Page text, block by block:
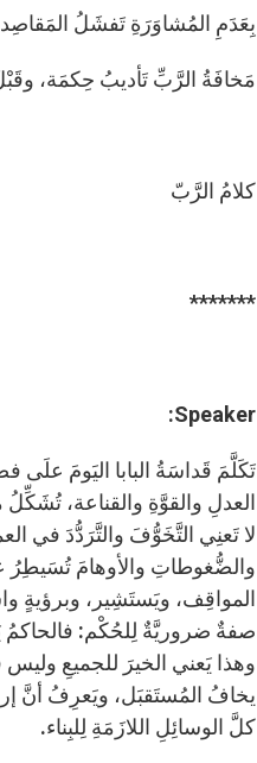
بِعَدَمِ المُشاوَرَةِ تَفشَلُ
مَخافَةُ الرَّبِّ تَأديبُ حِكمَة،
كلامُ الرَّبّ
*******
Speaker:
تَكَلَّمَ قَداسَةُ البابا اليَومَ
العدلِ والقوَّةِ والقناعة،
لا تَعنِي التَّخَوُّفَ والتَّرَدُّدَ في
والضُّغوطاتِ والأوهامَ تُسَيطِرُ
المواقِف، ويَستَشِير، وبرؤيةٍ
صفةٌ ضروريَّةٌ لِلحُكْم: فالحاكمُ
وهذا يَعني الخيرَ للجميعِ
يخافُ المُستَقبَل، ويَعرِفُ أنَّ
كلَّ الوسائِلِ اللازَمَةِ لِلبِناء.